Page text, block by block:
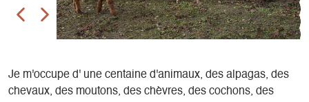
Je m'occupe d' une centaine d'animaux, des alpagas, des
chevaux, des moutons, des chèvres, des cochons, des